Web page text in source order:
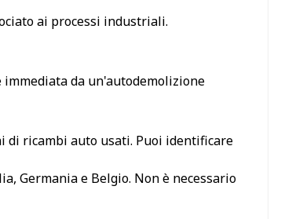
ai processi industriali.
da un'autodemolizione
di ricambi auto usati. Puoi identificare
Germania e Belgio. Non è necessario